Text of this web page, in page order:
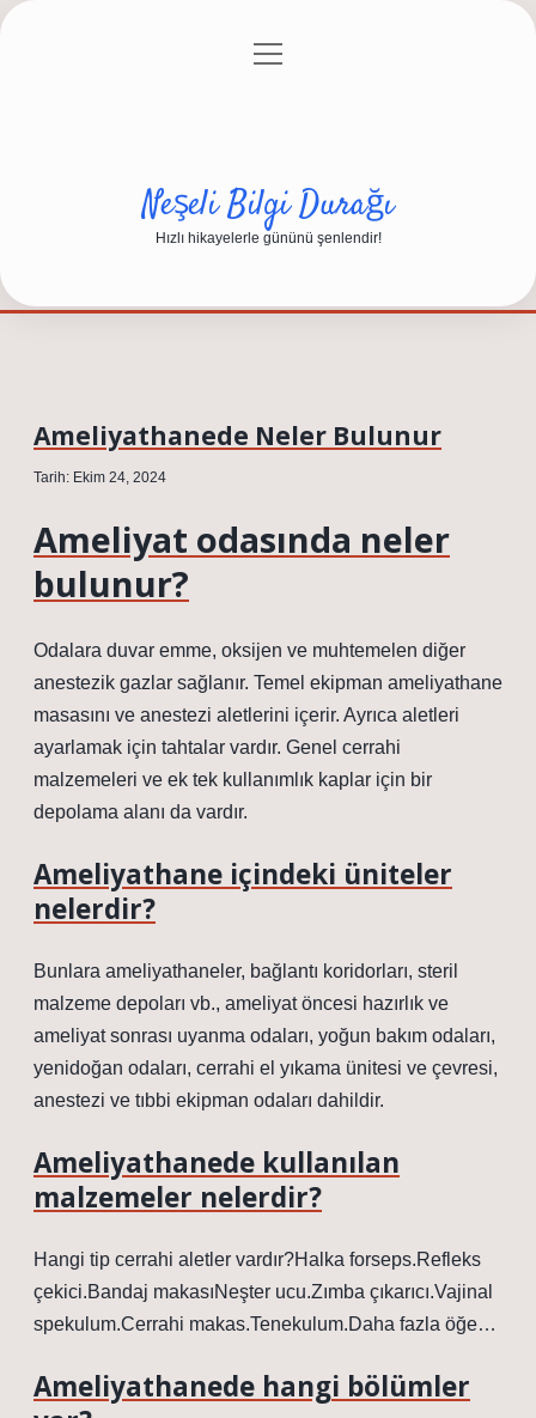
Gizlilik Politikası
menüyü
Neşeli Bilgi Durağı
Hızlı hikayelerle gününü şenlendir!
Ameliyathanede Neler Bulunur
Tarih: Ekim 24, 2024
Ameliyat odasında neler
bulunur?
Odalara duvar emme, oksijen ve muhtemelen diğer
anestezik gazlar sağlanır. Temel ekipman ameliyathane
masasını ve anestezi aletlerini içerir. Ayrıca aletleri
ayarlamak için tahtalar vardır. Genel cerrahi
malzemeleri ve ek tek kullanımlık kaplar için bir
depolama alanı da vardır.
Ameliyathane içindeki üniteler
nelerdir?
Bunlara ameliyathaneler, bağlantı koridorları, steril
malzeme depoları vb., ameliyat öncesi hazırlık ve
ameliyat sonrası uyanma odaları, yoğun bakım odaları,
yenidoğan odaları, cerrahi el yıkama ünitesi ve çevresi,
anestezi ve tıbbi ekipman odaları dahildir.
Ameliyathanede kullanılan
malzemeler nelerdir?
Hangi tip cerrahi aletler vardır?Halka forseps.Refleks
çekici.Bandaj makasıNeşter ucu.Zımba çıkarıcı.Vajinal
spekulum.Cerrahi makas.Tenekulum.Daha fazla öğe…
Ameliyathanede hangi bölümler